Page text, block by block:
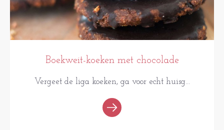
Boekweit-koeken met chocolade
Vergeet de liga koeken, ga voor echt huisg...